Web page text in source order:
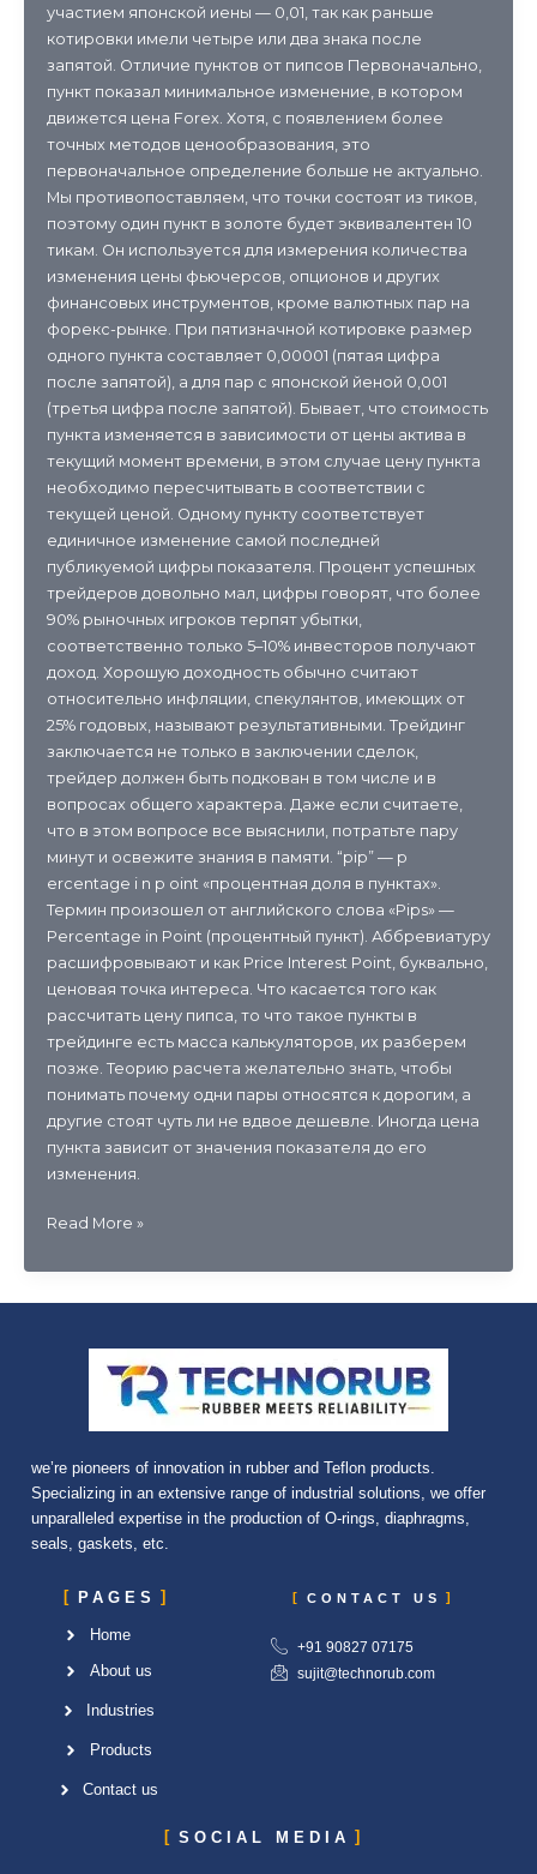
участием японской иены — 0,01, так как раньше
котировки имели четыре или два знака после
запятой. Отличие пунктов от пипсов Первоначально,
пункт показал минимальное изменение, в котором
движется цена Forex. Хотя, с появлением более
точных методов ценообразования, это
первоначальное определение больше не актуально.
Мы противопоставляем, что точки состоят из тиков,
поэтому один пункт в золоте будет эквивалентен 10
тикам. Он используется для измерения количества
изменения цены фьючерсов, опционов и других
финансовых инструментов, кроме валютных пар на
форекс-рынке. При пятизначной котировке размер
одного пункта составляет 0,00001 (пятая цифра
после запятой), а для пар с японской йеной 0,001
(третья цифра после запятой). Бывает, что стоимость
пункта изменяется в зависимости от цены актива в
текущий момент времени, в этом случае цену пункта
необходимо пересчитывать в соответствии с
текущей ценой. Одному пункту соответствует
единичное изменение самой последней
публикуемой цифры показателя. Процент успешных
трейдеров довольно мал, цифры говорят, что более
90% рыночных игроков терпят убытки,
соответственно только 5–10% инвесторов получают
доход. Хорошую доходность обычно считают
относительно инфляции, спекулянтов, имеющих от
25% годовых, называют результативными. Трейдинг
заключается не только в заключении сделок,
трейдер должен быть подкован в том числе и в
вопросах общего характера. Даже если считаете,
что в этом вопросе все выяснили, потратьте пару
минут и освежите знания в памяти. “pip” — p
ercentage i n p oint «процентная доля в пунктах».
Термин произошел от английского слова «Pips» —
Percentage in Point (процентный пункт). Аббревиатуру
расшифровывают и как Price Interest Point, буквально,
ценовая точка интереса. Что касается того как
рассчитать цену пипса, то что такое пункты в
трейдинге есть масса калькуляторов, их разберем
позже. Теорию расчета желательно знать, чтобы
понимать почему одни пары относятся к дорогим, а
другие стоят чуть ли не вдвое дешевле. Иногда цена
пункта зависит от значения показателя до его
изменения.
Пункт
пипс
в
Read More »
we’re pioneers of innovation in rubber and Teflon products.
Specializing in an extensive range of industrial solutions, we offer
unparalleled expertise in the production of O-rings, diaphragms,
seals, gaskets, etc.
PAGES
Home
About us
Industries
Products
Contact us
CONTACT US
+91 90827 07175
sujit@technorub.com
SOCIAL MEDIA